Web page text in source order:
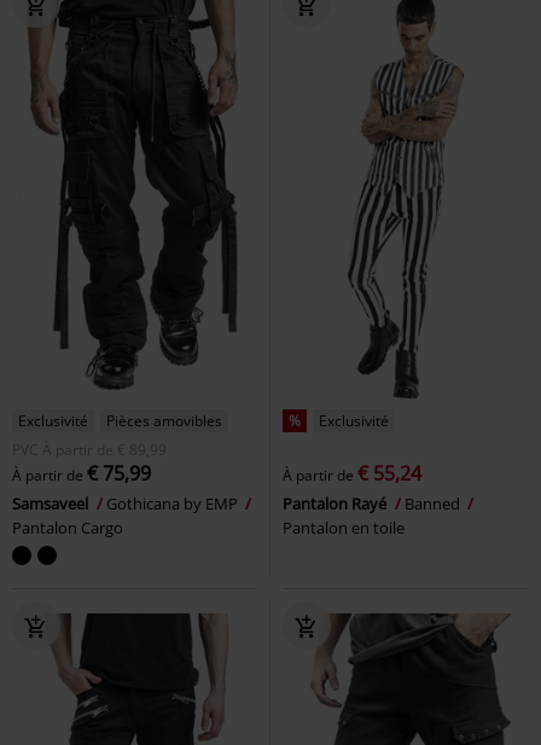
Exclusivité
Pièces amovibles
PVC
À partir de € 89,99
À partir de € 75,99
Samsaveel
Gothicana by EMP
Pantalon Cargo
% Exclusivité
À partir de € 55,24
Pantalon Rayé
Banned
Pantalon en toile